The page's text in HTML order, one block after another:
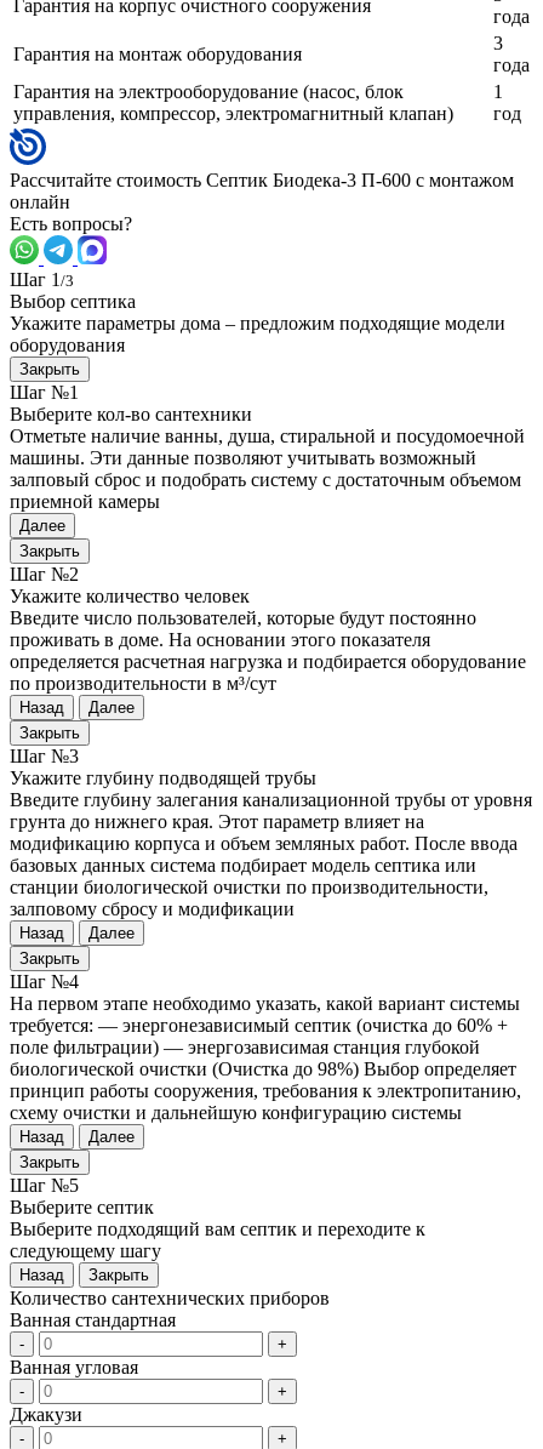
Гарантия на корпус очистного сооружения
года
Гарантия на монтаж оборудования
3
года
Гарантия на электрооборудование (насос, блок
управления, компрессор, электромагнитный клапан)
1
год
Рассчитайте стоимость Септик Биодека-3 П-600 с монтажом
онлайн
Есть вопросы?
Шаг 1 /3
Выбор септика
Укажите параметры дома – предложим подходящие модели
оборудования
Закрыть
Шаг №1
Выберите кол-во сантехники
Отметьте наличие ванны, душа, стиральной и посудомоечной
машины. Эти данные позволяют учитывать возможный
залповый сброс и подобрать систему с достаточным объемом
приемной камеры
Далее
Закрыть
Шаг №2
Укажите количество человек
Введите число пользователей, которые будут постоянно
проживать в доме. На основании этого показателя
определяется расчетная нагрузка и подбирается оборудование
по производительности в м³/сут
Назад
Далее
Закрыть
Шаг №3
Укажите глубину подводящей трубы
Введите глубину залегания канализационной трубы от уровня
грунта до нижнего края. Этот параметр влияет на
модификацию корпуса и объем земляных работ. После ввода
базовых данных система подбирает модель септика или
станции биологической очистки по производительности,
залповому сбросу и модификации
Назад
Далее
Закрыть
Шаг №4
На первом этапе необходимо указать, какой вариант системы
требуется: — энергонезависимый септик (очистка до 60% +
поле фильтрации) — энергозависимая станция глубокой
биологической очистки (Очистка до 98%) Выбор определяет
принцип работы сооружения, требования к электропитанию,
схему очистки и дальнейшую конфигурацию системы
Назад
Далее
Закрыть
Шаг №5
Выберите септик
Выберите подходящий вам септик и переходите к
следующему шагу
Назад Закрыть
Количество сантехнических приборов
Ванная стандартная
- +
Ванная угловая
- +
Джакузи
- +